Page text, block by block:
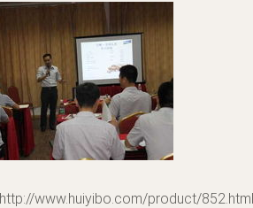
www.huiyibo.com/product/852.html